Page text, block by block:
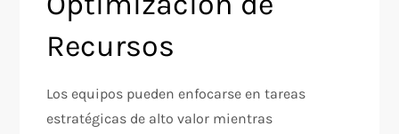
Recursos
Los equipos pueden enfocarse en tareas
estratégicas de alto valor mientras